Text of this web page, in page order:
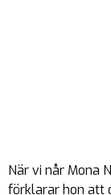
När vi når Mona
förklarar hon att